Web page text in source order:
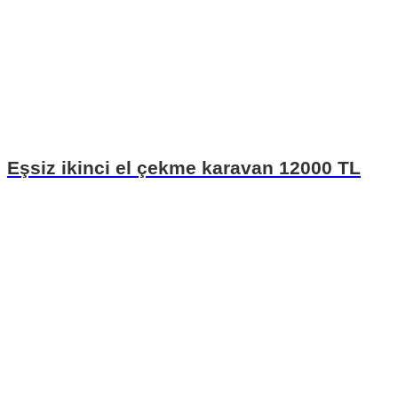
Eşsiz ikinci el çekme karavan 12000 TL